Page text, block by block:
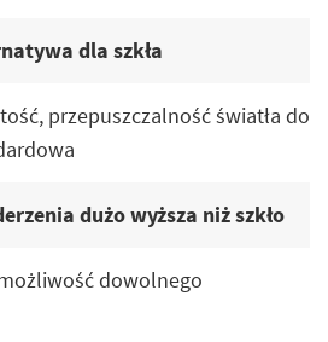
dla szkła
przepuszczalność światła do
dużo wyższa niż szkło
dowolnego